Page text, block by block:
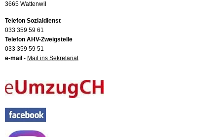
3665 Wattenwil
Telefon Sozialdienst
033 359 59 61
Telefon AHV-Zweigstelle
033 359 59 51
e-mail - Mail ins Sekretariat